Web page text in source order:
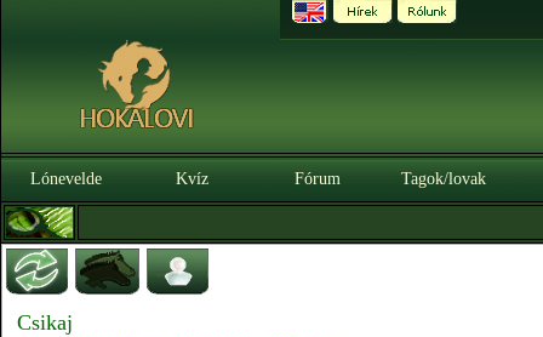
Lónevelde Kvíz Fórum Tagok/lovak
Csikaj